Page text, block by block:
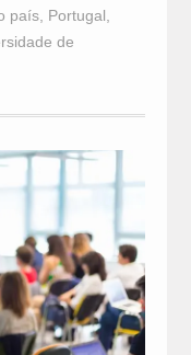
país, Portugal
de